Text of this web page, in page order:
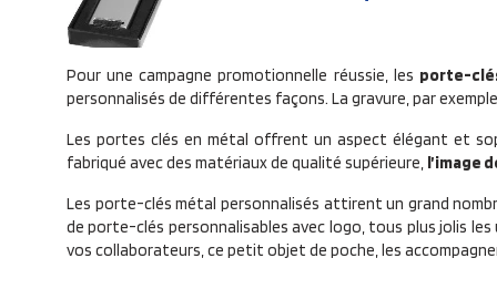
Pour une campagne promotionnelle réussie, les porte-
personnalisés de différentes façons. La gravure, par
Les portes clés en métal offrent un aspect élégant et
fabriqué avec des matériaux de qualité supérieure, l’image
Les porte-clés métal personnalisés attirent un grand
de porte-clés personnalisables avec logo, tous plus jolis
vos collaborateurs, ce petit objet de poche, les